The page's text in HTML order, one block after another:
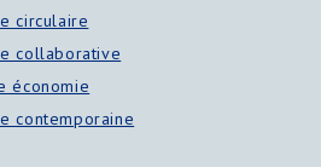
circulaire
collaborative
économie
contemporaine